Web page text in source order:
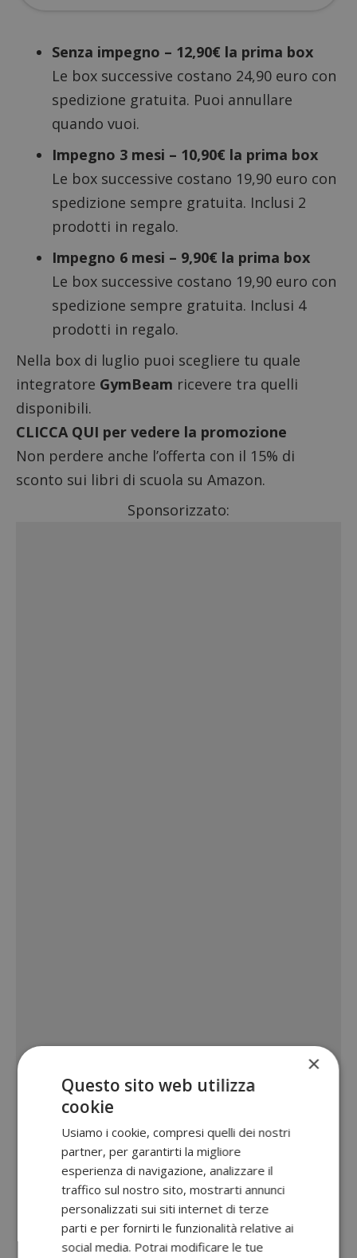
Senza impegno – 12,90€ la prima box
Le box successive costano 24,90 euro con
spedizione gratuita. Puoi annullare
quando vuoi.
Impegno 3 mesi – 10,90€ la prima box
Le box successive costano 19,90 euro con
spedizione sempre gratuita. Inclusi 2
prodotti in regalo.
Impegno 6 mesi – 9,90€ la prima box
Le box successive costano 19,90 euro con
spedizione sempre gratuita. Inclusi 4
prodotti in regalo.
Nella box di luglio puoi scegliere tu quale
integratore GymBeam ricevere tra quelli
disponibili.
CLICCA QUI per vedere la promozione
Non perdere anche l’offerta con il 15% di
sconto sui libri di scuola su Amazon.
Sponsorizzato:
×
Questo sito web utilizza
cookie
Usiamo i cookie, compresi quelli dei nostri
partner, per garantirti la migliore
esperienza di navigazione, analizzare il
traffico sul nostro sito, mostrarti annunci
personalizzati sui siti internet di terze
parti e per fornirti le funzionalità relative ai
social media. Potrai modificare le tue